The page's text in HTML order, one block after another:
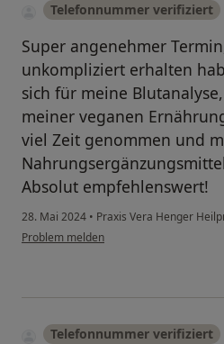
Telefonnummer verifiziert
Super angenehmer
unkompliziert erhalten
sich für meine
meiner veganen
viel Zeit genommen und
Absolut empfehlenswert!
28. Mai 2024 • Praxis Vera Henger
Problem melden
Telefonnummer verifiziert